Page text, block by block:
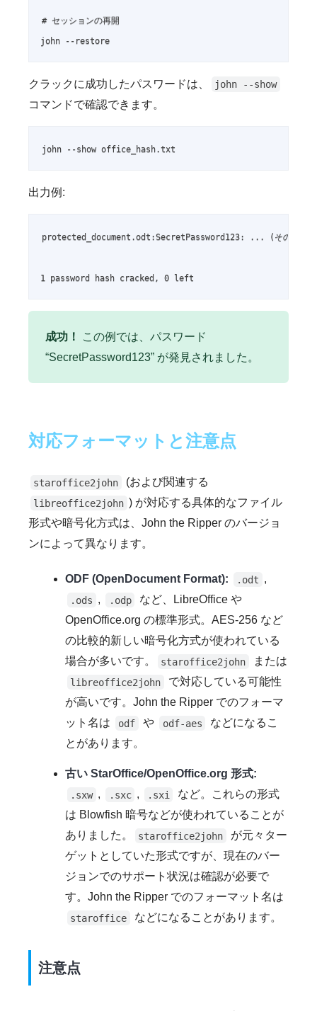
# セッションの再開
john --restore
クラックに成功したパスワードは、 john --show
コマンドで確認できます。
john --show office_hash.txt
出力例:
protected_document.odt:SecretPassword123: ... (その他の
1 password hash cracked, 0 left
成功！
この例では、パスワード
“SecretPassword123” が発見されました。
対応フォーマットと注意点
staroffice2john (および関連する
libreoffice2john ) が対応する具体的なファイル
形式や暗号化方式は、John the Ripper のバージョ
ンによって異なります。
ODF (OpenDocument Format): .odt ,
.ods , .odp
など、LibreOffice や
OpenOffice.org の標準形式。AES-256 など
の比較的新しい暗号化方式が使われている
場合が多いです。
staroffice2john または
libreoffice2john
で対応している可能性
が高いです。John the Ripper でのフォーマ
ット名は
odf や odf-aes
などになるこ
とがあります。
古い StarOffice/OpenOffice.org 形式:
.sxw , .sxc , .sxi
など。これらの形式
は Blowfish 暗号などが使われていることが
ありました。
staroffice2john
が元々ター
ゲットとしていた形式ですが、現在のバー
ジョンでのサポート状況は確認が必要で
す。John the Ripper でのフォーマット名は
staroffice などになることがあります。
注意点